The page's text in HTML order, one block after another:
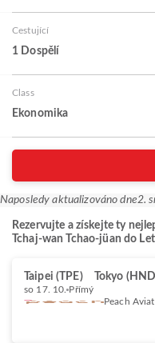
Cestující
1 Dospělí
Class
Ekonomika
Naposledy aktualizováno dne2.
Rezervujte a získejte ty
Tchaj-wan Tchao-jüan do
Taipei (TPE) Tokyo
so 17. 10. Přímý
Peach